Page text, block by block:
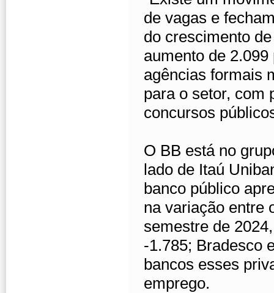
de vagas e
do crescimento
aumento de
agências formais
para o setor, com
concursos
O BB está no
lado de Itaú
banco público
na variação entre
semestre de
-1.785; Bradesco
bancos esses
emprego.